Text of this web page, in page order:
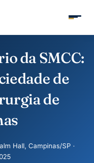
da SMCC:
de
de
Hall, Campinas/SP ·